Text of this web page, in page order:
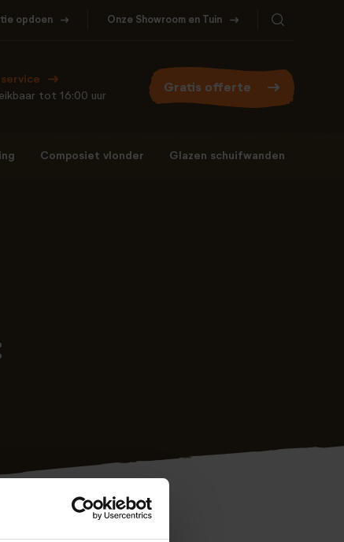
opdoen Onze Showroom en Tuin
tot 16:00 uur
Gratis offerte
Composiet vlonder Glazen schuifwanden